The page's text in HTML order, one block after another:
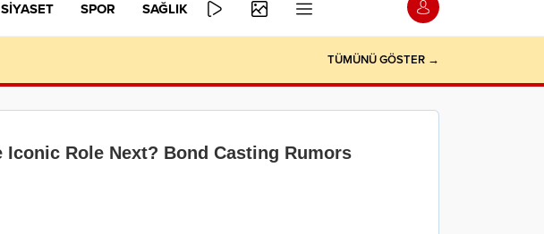
SİYASET SPOR SAĞLIK
TÜMÜNÜ GÖSTER →